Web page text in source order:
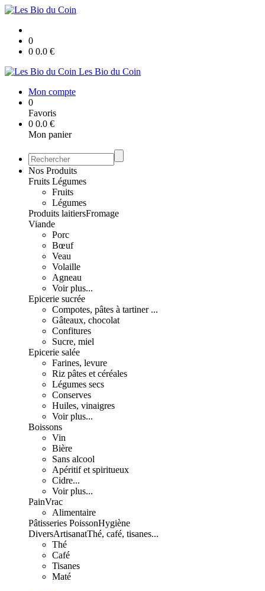
0
0 0.0 €
Les Bio du Coin
Mon compte
0
Favoris
0 0.0 €
Mon panier
Nos Produits
Fruits Légumes
Fruits
Légumes
Produits laitiersFromage
Viande
Porc
Bœuf
Veau
Volaille
Agneau
Voir plus...
Epicerie sucrée
Compotes, pâtes à tartiner ...
Gâteaux, chocolat
Confitures
Sucre, miel
Epicerie salée
Farines, levure
Riz pâtes et céréales
Légumes secs
Conserves
Huiles, vinaigres
Voir plus...
Boissons
Vin
Bière
Sans alcool
Apéritif et spiritueux
Cidre...
Voir plus...
PainVrac
Alimentaire
Pâtisseries PoissonHygiène
DiversArtisanatThé, café, tisanes...
Thé
Café
Tisanes
Maté